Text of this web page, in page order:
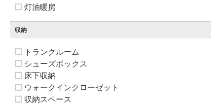
灯油暖房
収納
トランクルーム
シューズボックス
床下収納
ウォークインクローゼット
収納スペース